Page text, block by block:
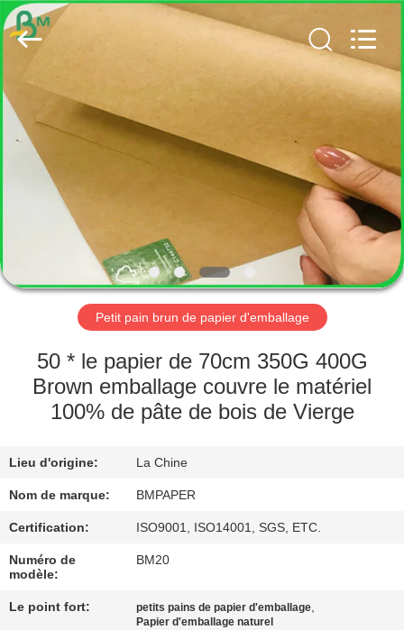
MAISON
PRODUITS
SUJET
DE
NOUS
VISITE
D'USINE
DE
QUALITÉ
CONTACTEZ-
NOUS
GUANGZHOU
BMPAPER
CO.,
LTD..
Petit pain brun de papier d'emballage
50 * le papier de 70cm 350G 400G
Brown emballage couvre le matériel
100% de pâte de bois de Vierge
Lieu d'origine: La Chine
Nom de marque: BMPAPER
Certification: ISO9001, ISO14001, SGS, ETC.
Numéro de
modèle:
BM20
Le point fort: petits pains de papier d'emballage,
Papier d'emballage naturel